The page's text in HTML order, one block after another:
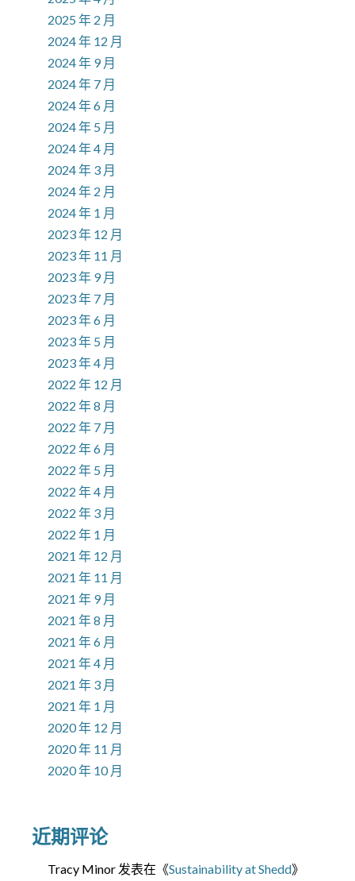
2025 年 2 月
2024 年 12 月
2024 年 9 月
2024 年 7 月
2024 年 6 月
2024 年 5 月
2024 年 4 月
2024 年 3 月
2024 年 2 月
2024 年 1 月
2023 年 12 月
2023 年 11 月
2023 年 9 月
2023 年 7 月
2023 年 6 月
2023 年 5 月
2023 年 4 月
2022 年 12 月
2022 年 8 月
2022 年 7 月
2022 年 6 月
2022 年 5 月
2022 年 4 月
2022 年 3 月
2022 年 1 月
2021 年 12 月
2021 年 11 月
2021 年 9 月
2021 年 8 月
2021 年 6 月
2021 年 4 月
2021 年 3 月
2021 年 1 月
2020 年 12 月
2020 年 11 月
2020 年 10 月
近期评论
Tracy Minor 发表在《Sustainability at Shedd》